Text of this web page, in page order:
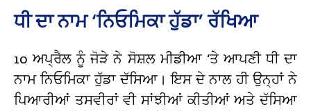
ਧੀ ਦਾ ਨਾਮ ‘ਨਿਓਮਿਕਾ ਹੁੱਡਾ’ ਰੱਖਿਆ
10 ਅਪ੍ਰੈਲ ਨੂੰ ਜੋੜੇ ਨੇ ਸੋਸ਼ਲ ਮੀਡੀਆ ‘ਤੇ ਆਪਣੀ ਧੀ ਦਾ
ਨਾਮ ਨਿਓਮਿਕਾ ਹੁੱਡਾ ਦੱਸਿਆ। ਇਸ ਦੇ ਨਾਲ ਹੀ ਉਨ੍ਹਾਂ ਨੇ
ਪਿਆਰੀਆਂ ਤਸਵੀਰਾਂ ਵੀ ਸਾਂਝੀਆਂ ਕੀਤੀਆਂ ਅਤੇ ਦੱਸਿਆ